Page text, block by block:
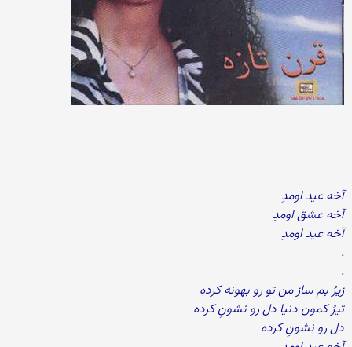
آخه عید اومدِ
آخه عشق اومدِ
آخه عید اومدِ
.
.
زیرُ بم ساز من تو رو بهونه کرده
تیرُ کمون دنیا دل رو نشونِ کرده
دل رو نشونِ کرده